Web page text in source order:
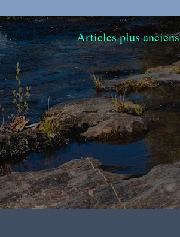
Articles plus anciens